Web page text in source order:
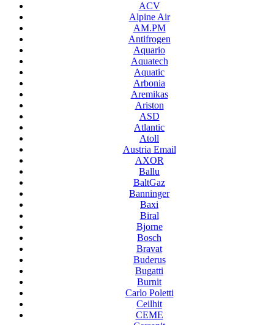
ACV
Alpine Air
AM.PM
Antifrogen
Aquario
Aquatech
Aquatic
Arbonia
Aremikas
Ariston
ASD
Atlantic
Atoll
Austria Email
AXOR
Ballu
BaltGaz
Banninger
Baxi
Biral
Bjorne
Bosch
Bravat
Buderus
Bugatti
Burnit
Carlo Poletti
Ceilhit
CEME